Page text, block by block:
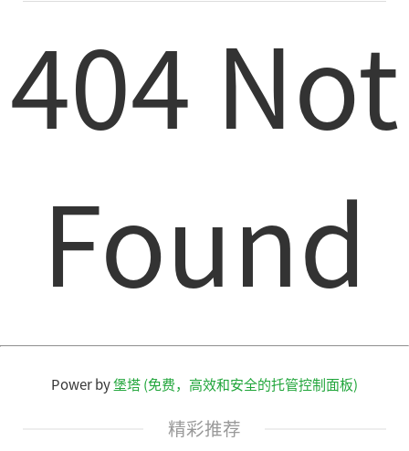
404 Not
Found
Power by堡塔 (免费，高效和安全的托管控制面板)
精彩推荐